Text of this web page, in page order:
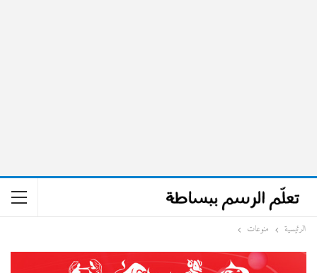
الرئيسية منوعات